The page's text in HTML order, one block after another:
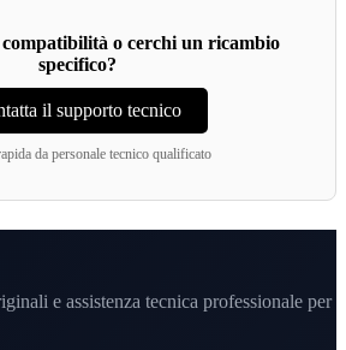
o cerchi un ricambio
specifico?
il supporto tecnico
da personale tecnico qualificato
e assistenza tecnica professionale per